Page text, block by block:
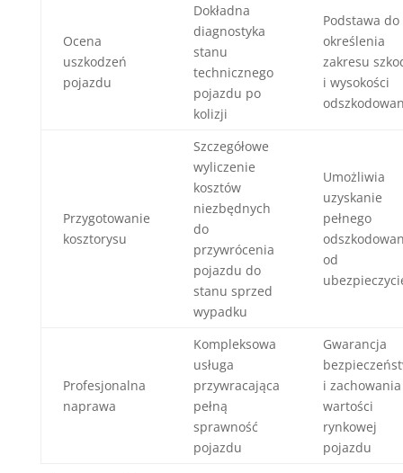
Ocena
uszkodzeń
pojazdu
Dokładna
diagnostyka
stanu
technicznego
pojazdu po
kolizji
Podstawa do
określenia
zakresu
i wysokości
Przygotowanie
kosztorysu
Szczegółowe
wyliczenie
kosztów
niezbędnych
do
przywrócenia
pojazdu do
stanu sprzed
wypadku
Umożliwia
uzyskanie
pełnego
od
Profesjonalna
naprawa
Kompleksowa
usługa
przywracająca
pełną
sprawność
pojazdu
Gwarancja
i zachowania
wartości
rynkowej
pojazdu